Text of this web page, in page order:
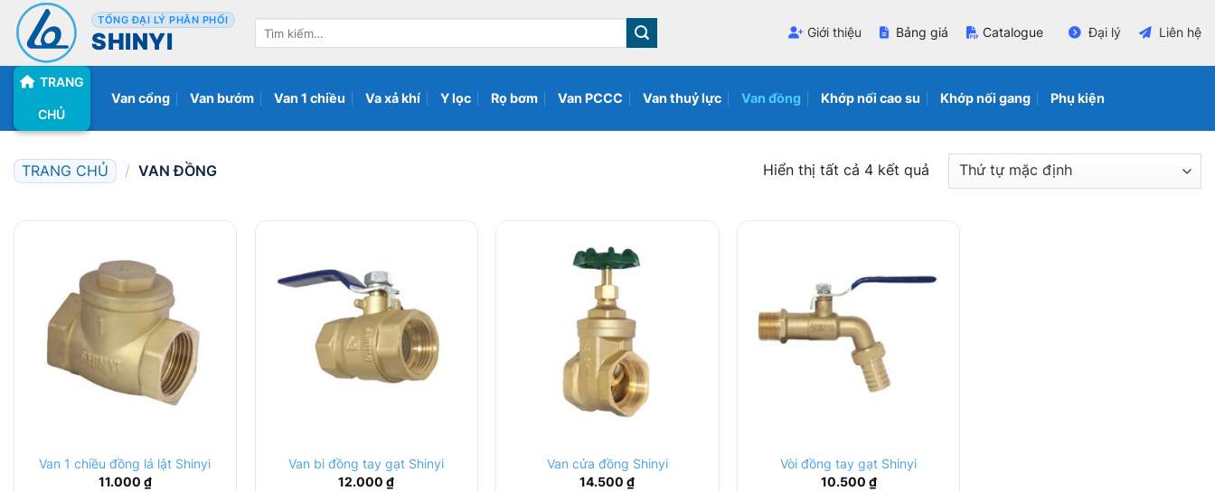
qua
dung
TỔNG ĐẠI LÝ PHÂN PHỐI
SHINYI
Tìm
Giới thiệu Bảng giá Catalogue Đại lý Liên hệ
TRANG
CHỦ
Van cổng Van bướm Van 1 chiều Va xả khí Y lọc Rọ bơm Van PCCC Van thuỷ lực Van đồng Khớp nối cao su Khớp nối gang Phụ kiện
TRANG CHỦ / VAN ĐỒNG Hiển thị tất cả 4 kết quả
Van 1 chiều đồng lá lật Shinyi
11.000 ₫
Van bi đồng tay gạt Shinyi
12.000₫
Van cửa đồng Shinyi
14.500₫
Vòi đồng tay gạt Shinyi
10.500 ₫